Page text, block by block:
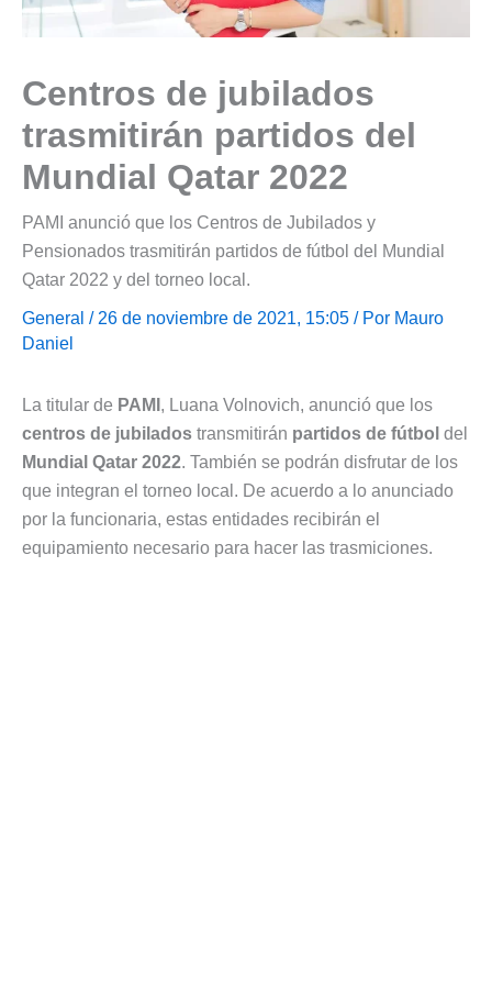
Centros de jubilados
trasmitirán partidos del
Mundial Qatar 2022
PAMI anunció que los Centros de Jubilados y
Pensionados trasmitirán partidos de fútbol del Mundial
Qatar 2022 y del torneo local.
General / 26 de noviembre de 2021, 15:05 / Por Mauro
Daniel
La titular de PAMI , Luana Volnovich, anunció que los
centros de jubilados transmitirán partidos de fútbol del
Mundial Qatar 2022. También se podrán disfrutar de los
que integran el torneo local. De acuerdo a lo anunciado
por la funcionaria, estas entidades recibirán el
equipamiento necesario para hacer las trasmiciones.